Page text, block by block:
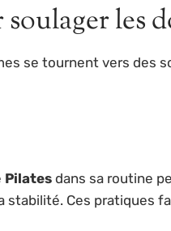
les
se tournent vers des
Pilates dans sa routine
Ces